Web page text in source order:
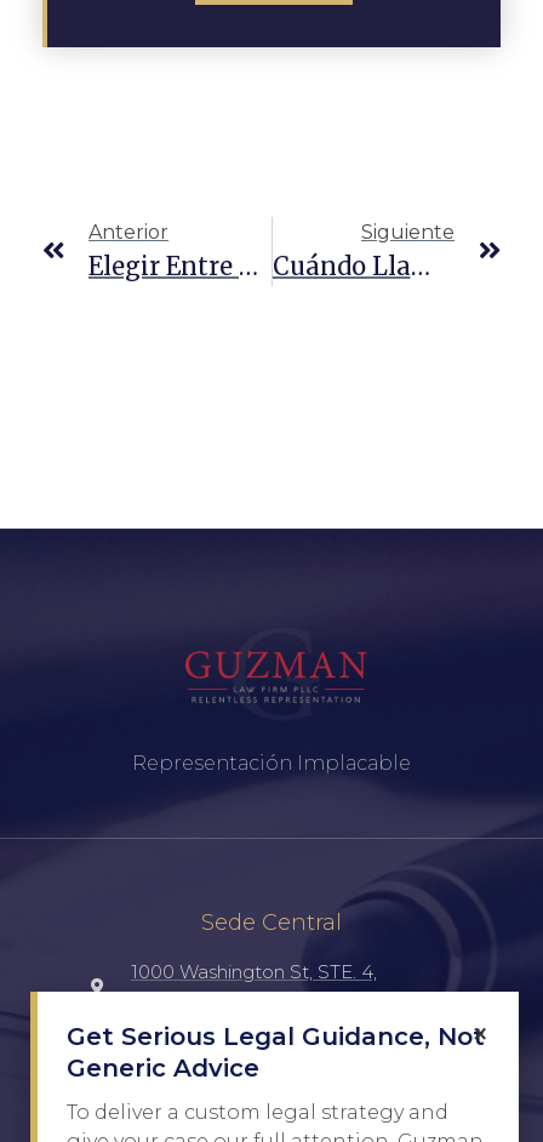
Anterior
Elegir Entre Un Defensor Público Federal Y Un Abogado Defensor Privado
Siguiente
Cuándo Llamar A Un Abogado Especializado En Responsabilidad Civil Por Las Instalaciones En Laredo
Representación Implacable
Sede Central
1000 Washington St, STE. 4,
(956) 516-7198
Javier@Guzman.law
×
Get Serious Legal Guidance, Not
Generic Advice
To deliver a custom legal strategy and